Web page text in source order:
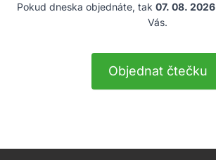
Pokud dneska objednáte, tak 07. 08. 2026
Vás.
Objednat čtečku